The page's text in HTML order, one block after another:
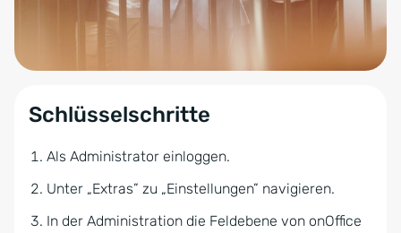
Schlüsselschritte
Als Administrator einloggen.
Unter „Extras” zu „Einstellungen” navigieren.
In der Administration die Feldebene von onOffice